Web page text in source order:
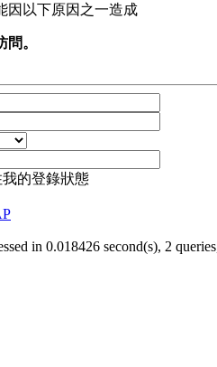
因以下原因之一造成
。
的登錄狀態
in 0.018426 second(s), 2